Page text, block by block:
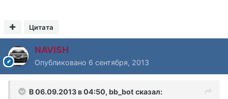
Цитата
NAVISH
Опубликовано 6 сентября, 2013
В 06.09.2013 в 04:50, bb_bot сказал: